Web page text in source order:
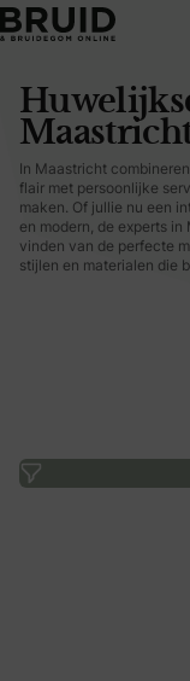
In Maastricht
flair met persoonlijke
maken. Of jullie nu een
en modern, de experts
vinden van de perfecte
stijlen en materialen die